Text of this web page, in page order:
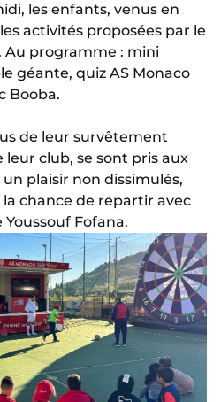
les enfants, venus en
activités proposées par le
Au programme : mini
géante, quiz AS Monaco
Booba.
de leur survêtement
leur club, se sont pris aux
plaisir non dissimulés,
chance de repartir avec
Fofana.